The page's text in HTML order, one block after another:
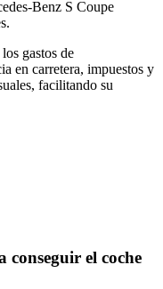
Benz S Coupe
gastos de
en carretera, impuestos y
facilitando su
conseguir el coche